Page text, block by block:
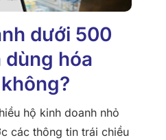
dưới 500
hóa
hộ kinh doanh nhỏ
các thông tin trái chiều